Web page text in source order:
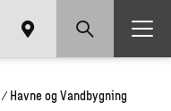
/ Havne og Vandbygning